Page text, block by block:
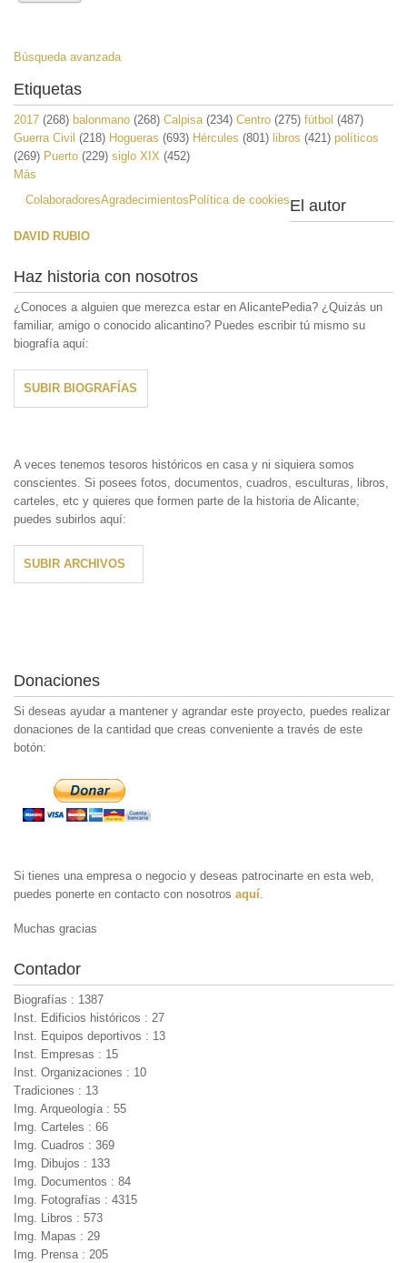
Búsqueda avanzada
Etiquetas
2017 (268) balonmano (268) Calpisa (234) Centro (275) fútbol (487)
Guerra Civil (218) Hogueras (693) Hércules (801) libros (421) políticos
(269) Puerto (229) siglo XIX (452)
Más
ColaboradoresAgradecimientos Política de cookiesEl autor
DAVID RUBIO
Haz historia con nosotros
¿Conoces a alguien que merezca estar en AlicantePedia? ¿Quizás un
familiar, amigo o conocido alicantino? Puedes escribir tú mismo su
biografía aquí:
SUBIR BIOGRAFÍAS
A veces tenemos tesoros históricos en casa y ni siquiera somos
conscientes. Si posees fotos, documentos, cuadros, esculturas, libros,
carteles, etc y quieres que formen parte de la historia de Alicante;
puedes subirlos aquí:
SUBIR ARCHIVOS
Donaciones
Si deseas ayudar a mantener y agrandar este proyecto, puedes realizar
donaciones de la cantidad que creas conveniente a través de este
botón:
Si tienes una empresa o negocio y deseas patrocinarte en esta web,
puedes ponerte en contacto con nosotros aquí.
Muchas gracias
Contador
Biografías : 1387
Inst. Edificios históricos : 27
Inst. Equipos deportivos : 13
Inst. Empresas : 15
Inst. Organizaciones : 10
Tradiciones : 13
Img. Arqueología : 55
Img. Carteles : 66
Img. Cuadros : 369
Img. Dibujos : 133
Img. Documentos : 84
Img. Fotografías : 4315
Img. Libros : 573
Img. Mapas : 29
Img. Prensa : 205